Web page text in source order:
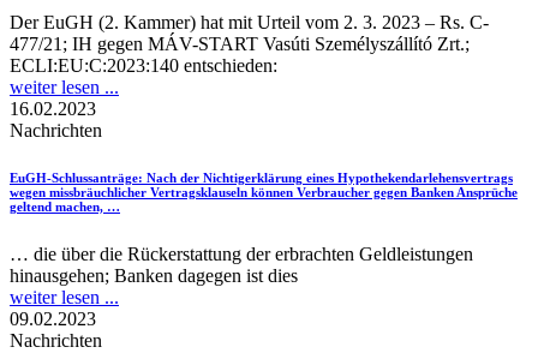
Der EuGH (2. Kammer) hat mit Urteil vom 2. 3. 2023 – Rs. C-
477/21; IH gegen MÁV-START Vasúti Személyszállító Zrt.;
ECLI:EU:C:2023:140 entschieden:
weiter lesen ...
16.02.2023
Nachrichten
EuGH-Schlussanträge: Nach der Nichtigerklärung eines Hypothekendarlehensvertrags
wegen missbräuchlicher Vertragsklauseln können Verbraucher gegen Banken Ansprüche
geltend machen, …
… die über die Rückerstattung der erbrachten Geldleistungen
hinausgehen; Banken dagegen ist dies
weiter lesen ...
09.02.2023
Nachrichten